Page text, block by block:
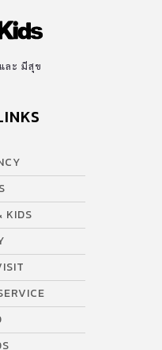
ละ มีสุข
KIDS